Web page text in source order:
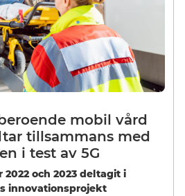
mobil vård
tillsammans med
i test av 5G
och 2023 deltagit i
innovationsprojekt